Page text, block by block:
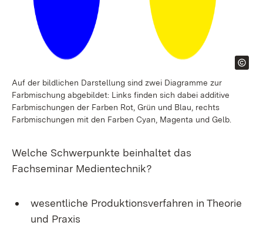
Auf der bildlichen Darstellung sind zwei Diagramme zur
Farbmischung abgebildet: Links finden sich dabei additive
Farbmischungen der Farben Rot, Grün und Blau, rechts
Farbmischungen mit den Farben Cyan, Magenta und Gelb.
Welche Schwerpunkte beinhaltet das
Fachseminar Medientechnik?
wesentliche Produktionsverfahren in Theorie
und Praxis